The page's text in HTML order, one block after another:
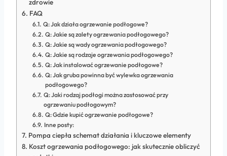
zdrowie
FAQ
Q: Jak działa ogrzewanie podłogowe?
Q: Jakie są zalety ogrzewania podłogowego?
Q: Jakie są wady ogrzewania podłogowego?
Q: Jakie są rodzaje ogrzewania podłogowego?
Q: Jak instalować ogrzewanie podłogowe?
Q: Jak gruba powinna być wylewka ogrzewania
podłogowego?
Q: Jaki rodzaj podłogi można zastosować przy
ogrzewaniu podłogowym?
Q: Gdzie kupić ogrzewanie podłogowe?
Inne posty:
Pompa ciepła schemat działania i kluczowe elementy
Koszt ogrzewania podłogowego: jak skutecznie obliczyć